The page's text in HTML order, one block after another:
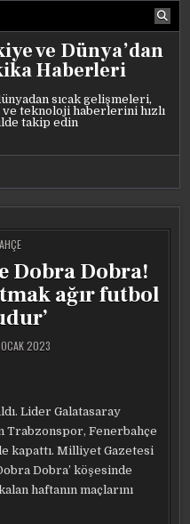
ve Dünya’dan
Haberleri
sıcak gelişmeleri,
teknoloji haberlerini hızlı
takip edin
Dobra Dobra!
ağır futbol
2023
Lider Galatasaray
Trabzonspor, Fenerbahçe
kapattı. Milliyet Gazetesi
Dobra’ köşesinde
haftanın maçlarını